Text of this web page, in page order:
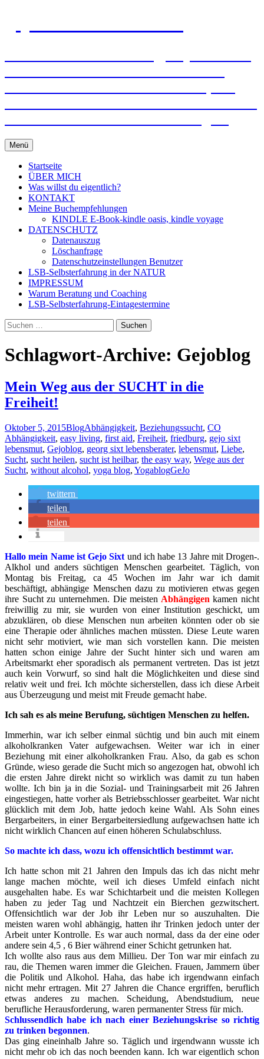
Menü Zum
Inhalt
springen
Startseite
ÜBER MICH
Was willst du eigentlich?
KONTAKT
Meine Buchempfehlungen
KINDLE E-Book-kindle oasis, kindle voyage
DATENSCHUTZ
Datenauszug
Löschanfrage
Datenschutzeinstellungen Benutzer
LSB-Selbsterfahrung in der NATUR
IMPRESSUM
Warum Beratung und Coaching
LSB-Selbsterfahrung-Eintagestermine
Suchen
nach:
Schlagwort-Archive: Gejoblog
Mein Weg aus der SUCHT in die
Freiheit!
Oktober 5, 2015BlogAbhängigkeit, Beziehungssucht, CO
Abhängigkeit, easy living, first aid, Freiheit, friedburg, gejo sixt
lebensmut, Gejoblog, georg sixt lebensberater, lebensmut, Liebe,
Sucht, sucht heilen, sucht ist heilbar, the easy way, Wege aus der
Sucht, without alcohol, yoga blog, YogablogGeJo
twittern
teilen
teilen
Hallo mein Name ist Gejo Sixt und ich habe 13 Jahre mit Drogen-.
Alkhol und anders süchtigen Menschen gearbeitet. Täglich, von
Montag bis Freitag, ca 45 Wochen im Jahr war ich damit
beschäftigt, abhängige Menschen dazu zu motivieren etwas gegen
ihre Sucht zu unternehmen. Die meisten Abhängigen kamen nicht
freiwillig zu mir, sie wurden von einer Institution geschickt, um
abzuklären, ob diese Menschen nun arbeiten könnten oder ob sie
eine Therapie oder ähnliches machen müssten. Diese Leute waren
nicht sehr motiviert, wie man sich vorstellen kann. Die meisten
hatten schon einige Jahre der Sucht hinter sich und waren am
Arbeitsmarkt eher sporadisch als permanent vertreten. Das ist jetzt
auch kein Vorwurf, so sind halt die Möglichkeiten und diese sind
relativ weit und frei. Ich möchte sicherstellen, dass ich diese Arbeit
aus Überzeugung und meist mit Freude gemacht habe.
Ich sah es als meine Berufung, süchtigen Menschen zu helfen.
Immerhin, war ich selber einmal süchtig und bin auch mit einem
alkoholkranken Vater aufgewachsen. Weiter war ich in einer
Beziehung mit einer alkoholkranken Frau. Also, da gab es schon
Gründe, wieso gerade die Sucht mich so angezogen hat, obwohl ich
die ersten Jahre direkt nicht so wirklich was damit zu tun haben
wollte. Ich bin ja in die Sozial- und Trainingsarbeit mit 26 Jahren
eingestiegen, hatte vorher als Betriebsschlosser gearbeitet. War nicht
glücklich mit dem Job, hatte jedoch keine Wahl. Als Sohn eines
Bergarbeiters, in einer Bergarbeitersiedlung aufgewachsen hatte ich
nicht wirklich Chancen auf einen höheren Schulabschluss.
So machte ich dass, wozu ich offensichtlich bestimmt war.
Ich hatte schon mit 21 Jahren den Impuls das ich das nicht mehr
lange machen möchte, weil ich dieses Umfeld einfach nicht
ausgehalten habe. Es war Schichtarbeit und die meisten Kollegen
haben zu jeder Tag und Nachtzeit ein Bierchen gezwitschert.
Offensichtlich war der Job ihr Leben nur so auszuhalten. Die
meisten waren wohl abhängig, hatten ihr Trinken jedoch unter der
Arbeit unter Kontrolle. Es war auch normal, dass da der eine oder
andere sein 4,5 , 6 Bier während einer Schicht getrunken hat.
Ich wollte also raus aus dem Millieu. Der Ton war mir einfach zu
rau, die Themen waren immer die Gleichen. Frauen, Jammern über
die Politik und Alkohol. Haha, das habe ich irgendwann einfach
nicht mehr ertragen. Mit 27 Jahren die Chance ergriffen, beruflich
etwas anderes zu machen. Scheidung, Abendstudium, neue
berufliche Herausforderung, waren permanenter Stress für mich.
Schlussendlich habe ich nach einer Beziehungskrise so richtig
zu trinken begonnen.
Das ging eineinhalb Jahre so. Täglich und irgendwann wusste ich
nicht mehr ob ich das noch beenden kann. Ich war eigentlich schon